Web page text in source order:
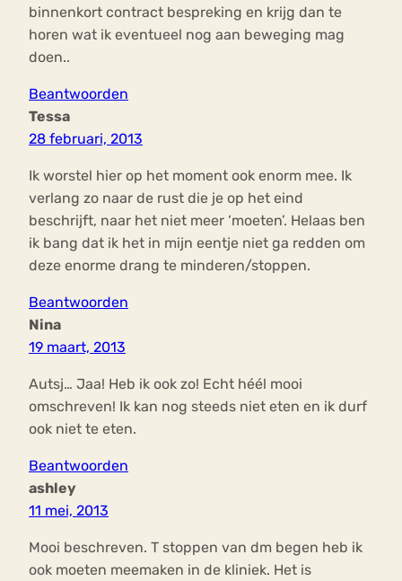
binnenkort contract bespreking en krijg dan te
horen wat ik eventueel nog aan beweging mag
doen..
Beantwoorden
Tessa
28 februari, 2013
Ik worstel hier op het moment ook enorm mee. Ik
verlang zo naar de rust die je op het eind
beschrijft, naar het niet meer ‘moeten’. Helaas ben
ik bang dat ik het in mijn eentje niet ga redden om
deze enorme drang te minderen/stoppen.
Beantwoorden
Nina
19 maart, 2013
Autsj… Jaa! Heb ik ook zo! Echt héél mooi
omschreven! Ik kan nog steeds niet eten en ik durf
ook niet te eten.
Beantwoorden
ashley
11 mei, 2013
Mooi beschreven. T stoppen van dm begen heb ik
ook moeten meemaken in de kliniek. Het is